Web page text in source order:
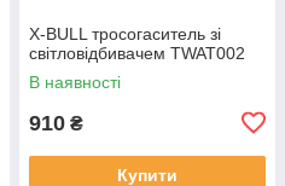
X-BULL тросогаситель зі
світловідбивачем TWAT002
В наявності
910 ₴
Купити